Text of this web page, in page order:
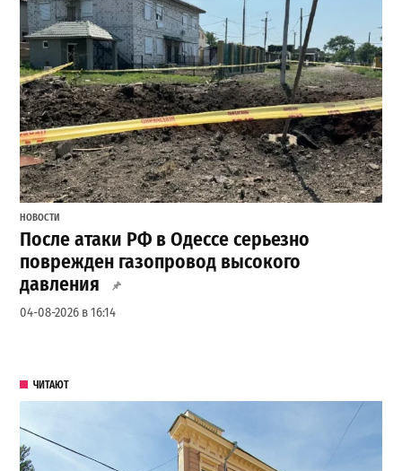
НОВОСТИ
После атаки РФ в Одессе серьезно
поврежден газопровод высокого
давления
04-08-2026 в 16:14
ЧИТАЮТ